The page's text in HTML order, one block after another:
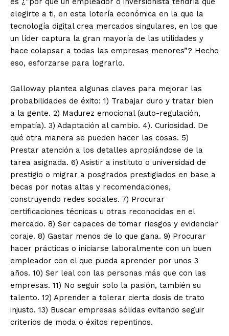
elegirte a ti, en esta lotería económica en la que la
tecnología digital crea mercados singulares, en los que
un líder captura la gran mayoría de las utilidades y
hace colapsar a todas las empresas menores”? Hecho
eso, esforzarse para lograrlo.
Galloway plantea algunas claves para mejorar las
probabilidades de éxito: 1) Trabajar duro y tratar bien
a la gente. 2) Madurez emocional (auto-regulación,
empatía). 3) Adaptación al cambio. 4). Curiosidad. De
qué otra manera se pueden hacer las cosas. 5)
Prestar atención a los detalles apropiándose de la
tarea asignada. 6) Asistir a instituto o universidad de
prestigio o migrar a posgrados prestigiados en base a
becas por notas altas y recomendaciones,
construyendo redes sociales. 7) Procurar
certificaciones técnicas u otras reconocidas en el
mercado. 8) Ser capaces de tomar riesgos y evidenciar
coraje. 8) Gastar menos de lo que gana. 9) Procurar
hacer prácticas o iniciarse laboralmente con un buen
empleador con el que pueda aprender por unos 3
años. 10) Ser leal con las personas más que con las
empresas. 11) No seguir solo la pasión, también su
talento. 12) Aprender a tolerar cierta dosis de trato
injusto. 13) Buscar empresas sólidas evitando seguir
criterios de moda o éxitos repentinos.